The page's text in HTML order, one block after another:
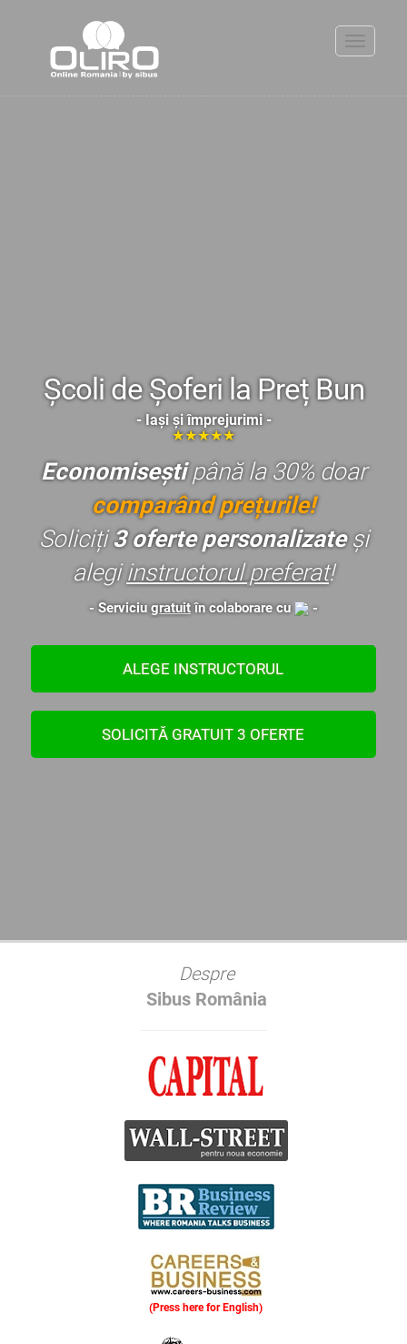
Toggle
Școli de Șoferi la Preț Bun
- Iași și împrejurimi -
★★★★★
Economiseștipână la 30% doar
comparând prețurile!
Soliciți3 oferte personalizateși
alegiinstructorul preferat!
- Serviciugratuitîn colaborare cu -
ALEGE INSTRUCTORUL
SOLICITĂ GRATUIT 3 OFERTE
Despre
Sibus România
(Press here for English)